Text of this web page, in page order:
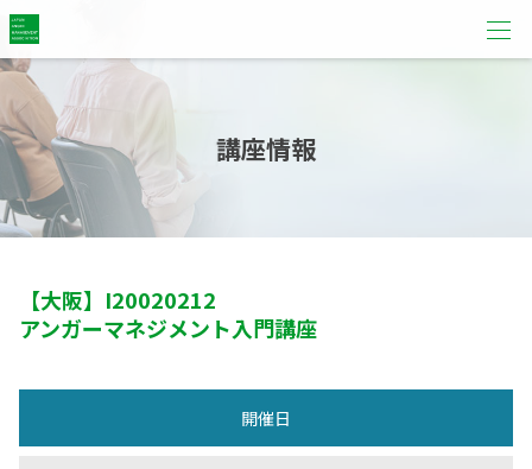
講座情報
【大阪】 I20020212
アンガーマネジメント入門講座
開催日